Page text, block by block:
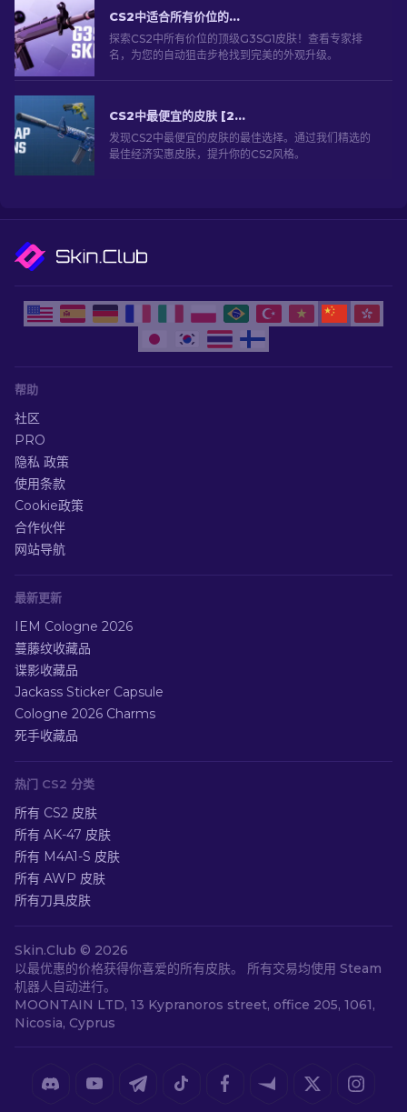
CS2中适合所有价位的G3SG1最佳皮肤精选
探索CS2中所有价位的顶级G3SG1皮肤！查看专家排
名，为您的自动狙击步枪找到完美的外观升级。
CS2中最便宜的皮肤 [2026]
发现CS2中最便宜的皮肤的最佳选择。通过我们精选的
最佳经济实惠皮肤，提升你的CS2风格。
帮助
社区
PRO
隐私 政策
使用条款
Cookie政策
合作伙伴
网站导航
最新更新
IEM Cologne 2026
蔓藤纹收藏品
谍影收藏品
Jackass Sticker Capsule
Cologne 2026 Charms
死手收藏品
热门 CS2 分类
所有 CS2 皮肤
所有 AK-47 皮肤
所有 M4A1-S 皮肤
所有 AWP 皮肤
所有刀具皮肤
Skin.Club © 2026
以最优惠的价格获得你喜爱的所有皮肤。 所有交易均使用 Steam
机器人自动进行。
MOONTAIN LTD, 13 Kypranoros street, office 205, 1061,
Nicosia, Cyprus